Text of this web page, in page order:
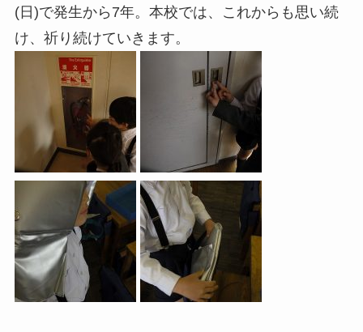
(日)で発生から7年。本校では、これからも思い続
け、祈り続けていきます。